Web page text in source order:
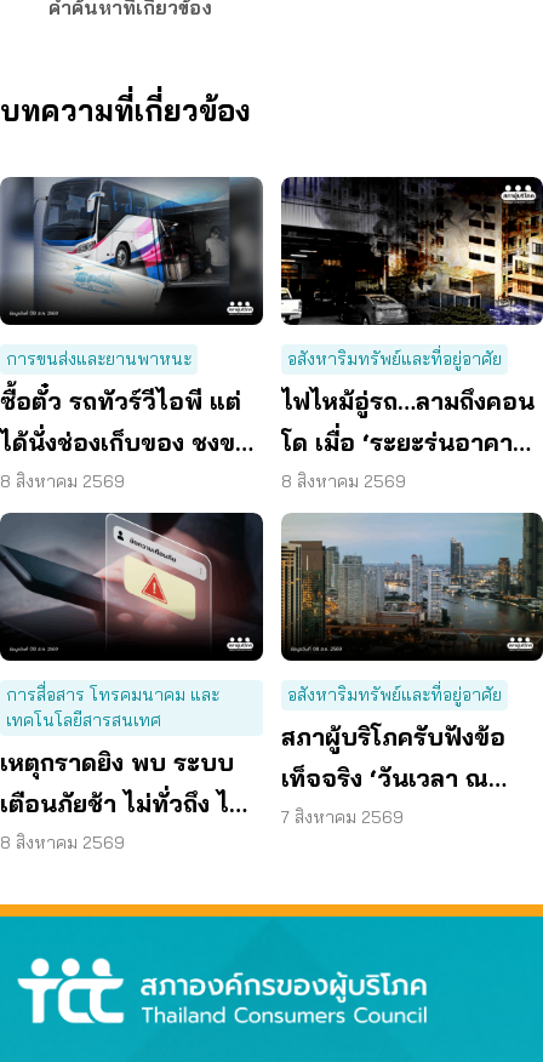
คำค้นหาที่เกี่ยวข้อง
บทความที่เกี่ยวข้อง
การขนส่งและยานพาหนะ
ซื้อตั๋ว รถทัวร์วีไอพี แต่
ได้นั่งช่องเก็บของ ชงขน
ส่งฯ คุมเข้มทุกจุดตรวจ
8 สิงหาคม 2569
อสังหาริมทรัพย์และที่อยู่อาศัย
ไฟไหม้อู่รถ…ลามถึงคอน
โด เมื่อ ‘ระยะร่นอาคาร’
ถูกละเลย ผู้บริโภคจึงต้อง
เสี่ยง
8 สิงหาคม 2569
การสื่อสาร โทรคมนาคม และ
เทคโนโลยีสารสนเทศ
เหตุกราดยิง พบ ระบบ
เตือนภัยช้า ไม่ทั่วถึง ไม่
ชัดเจน
8 สิงหาคม 2569
อสังหาริมทรัพย์และที่อยู่อาศัย
สภาผู้บริโภครับฟังข้อ
เท็จจริง ‘วันเวลา ณ
เจ้าพระยา’ ยืนยันมีถนน
7 สิงหาคม 2569